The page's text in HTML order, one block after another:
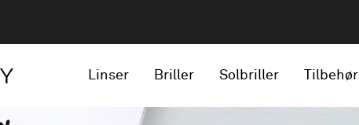
Linser Briller Solbriller Tilbehør